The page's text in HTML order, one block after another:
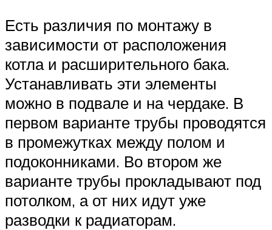
Есть различия по монтажу в
зависимости от расположения
котла и расширительного бака.
Устанавливать эти элементы
можно в подвале и на чердаке. В
первом варианте трубы проводятся
в промежутках между полом и
подоконниками. Во втором же
варианте трубы прокладывают под
потолком, а от них идут уже
разводки к радиаторам.